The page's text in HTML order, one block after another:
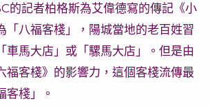
的記者柏格斯為艾偉德寫的傳記《小
「八福客棧」，陽城當地的老百姓習
車馬大店」或「騾馬大店」。但是由
福客棧》的影響力，這個客棧流傳最
客棧」。